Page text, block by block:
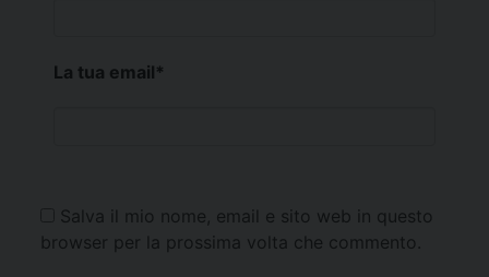
La tua email*
Salva il mio nome, email e sito web in questo
browser per la prossima volta che commento.